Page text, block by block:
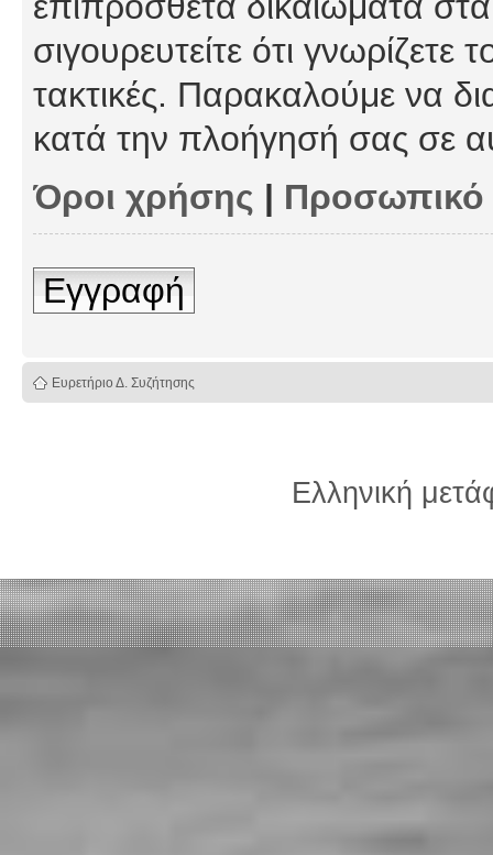
σιγουρευτείτε ότι γνωρίζετε
τακτικές. Παρακαλούμε να
κατά την πλοήγησή σας σε
Όροι χρήσης |
Εγγραφή
Ευρετήριο Δ. Συζήτησης
Ελληνική